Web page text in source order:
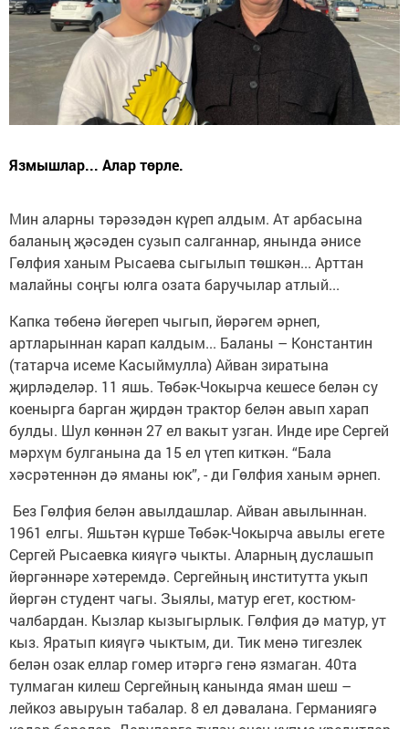
Язмышлар... Алар төрле.
Мин аларны тәрәзәдән күреп алдым. Ат арбасына
баланың җәсәден сузып салганнар, янында әнисе
Гөлфия ханым Рысаева сыгылып төшкән... Арттан
малайны соңгы юлга озата баручылар атлый...
Капка төбенә йөгереп чыгып, йөрәгем әрнеп,
артларыннан карап калдым... Баланы – Константин
(татарча исеме Касыймулла) Айван зиратына
җирләделәр. 11 яшь. Төбәк-Чокырча кешесе белән су
коенырга барган җирдән трактор белән авып харап
булды. Шул көннән 27 ел вакыт узган. Инде ире Сергей
мәрхүм булганына да 15 ел үтеп киткән. “Бала
хәсрәтеннән дә яманы юк”, - ди Гөлфия ханым әрнеп.
Без Гөлфия белән авылдашлар. Айван авылыннан.
1961 елгы. Яшьтән күрше Төбәк-Чокырча авылы егете
Сергей Рысаевка кияүгә чыкты. Аларның дуслашып
йөргәннәре хәтеремдә. Сергейның институтта укып
йөргән студент чагы. Зыялы, матур егет, костюм-
чалбардан. Кызлар кызыгырлык. Гөлфия дә матур, ут
кыз. Яратып кияүгә чыктым, ди. Тик менә тигезлек
белән озак еллар гомер итәргә генә язмаган. 40та
тулмаган килеш Сергейның канында яман шеш –
лейкоз авыруын табалар. 8 ел дәвалана. Германиягә